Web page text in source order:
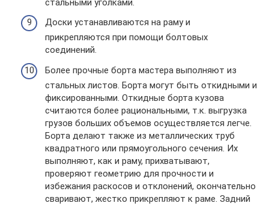
Доски устанавливаются на раму и
прикрепляются при помощи болтовых
соединений.
Более прочные борта мастера выполняют из
стальных листов. Борта могут быть откидными и
фиксированными. Откидные борта кузова
считаются более рациональными, т.к. выгрузка
грузов больших объемов осуществляется легче.
Борта делают также из металлических труб
квадратного или прямоугольного сечения. Их
выполняют, как и раму, прихватывают,
проверяют геометрию для прочности и
избежания раскосов и отклонений, окончательно
сваривают, жестко прикрепляют к раме. Задний